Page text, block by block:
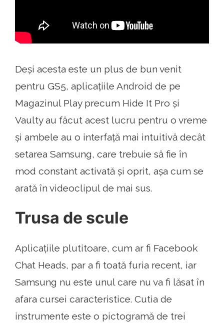
Deși acesta este un plus de bun venit
pentru GS5, aplicațiile Android de pe
Magazinul Play precum Hide It Pro și
Vaulty au făcut acest lucru pentru o vreme
și ambele au o interfață mai intuitivă decât
setarea Samsung, care trebuie să fie în
mod constant activată și oprit, așa cum se
arată în videoclipul de mai sus.
Trusa de scule
Aplicațiile plutitoare, cum ar fi Facebook
Chat Heads, par a fi toată furia recent, iar
Samsung nu este unul care nu va fi lăsat în
afara cursei caracteristice. Cutia de
instrumente este o pictogramă de trei